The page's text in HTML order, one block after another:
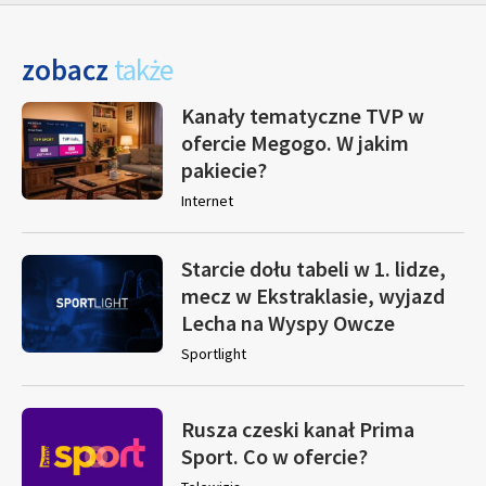
zobacz także
Kanały tematyczne TVP w
ofercie Megogo. W jakim
pakiecie?
Internet
Starcie dołu tabeli w 1. lidze,
mecz w Ekstraklasie, wyjazd
Lecha na Wyspy Owcze
Sportlight
Rusza czeski kanał Prima
Sport. Co w ofercie?